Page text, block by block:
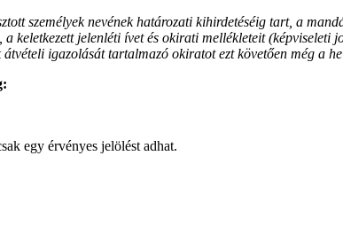
személyek nevének határozati kihirdetéséig tart, a
keletkezett jelenléti ívet és okirati mellékleteit
igazolását tartalmazó okiratot ezt követően még a
egy érvényes jelölést adhat.